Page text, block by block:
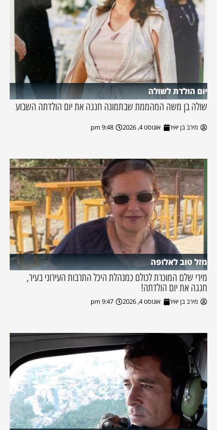
יום הולדת לשולה
שולה בן משה המהממת שבתמונה חגגה את יום הולדתה השבוע
מירב בן יאיר אוגוסט 4, 2026 9:48 pm
מזל טוב לאלופה
מירי שלם המוכרת לכולם כמנהלת היכל התרבות העירוני בעיר,
חגגה את יום הולדתה!
מירב בן יאיר אוגוסט 4, 2026 9:47 pm